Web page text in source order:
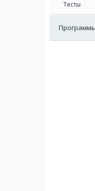
Тесты